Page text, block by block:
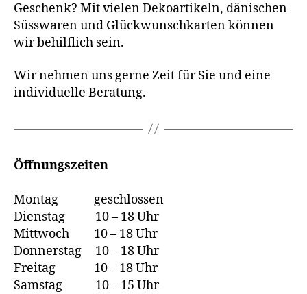
Geschenk? Mit vielen Dekoartikeln, dänischen
Süsswaren und Glückwunschkarten können
wir behilflich sein.
Wir nehmen uns gerne Zeit für Sie und eine
individuelle Beratung.
Öffnungszeiten
Montag geschlossen
Dienstag 10 – 18 Uhr
Mittwoch 10 – 18 Uhr
Donnerstag 10 – 18 Uhr
Freitag 10 – 18 Uhr
Samstag 10 – 15 Uhr